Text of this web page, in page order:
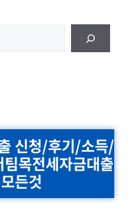
신청/후기/소득/
목전세자금대출
든것